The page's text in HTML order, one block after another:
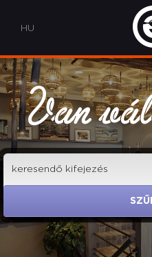
Van